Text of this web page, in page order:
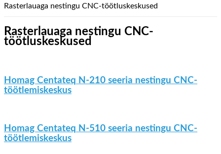
Rasterlauaga nestingu CNC-töötluskeskused
Rasterlauaga nestingu CNC-
töötluskeskused
Homag Centateq N-210 seeria nestingu CNC-
töötlemiskeskus
Homag Centateq N-510 seeria nestingu CNC-
töötlemiskeskus